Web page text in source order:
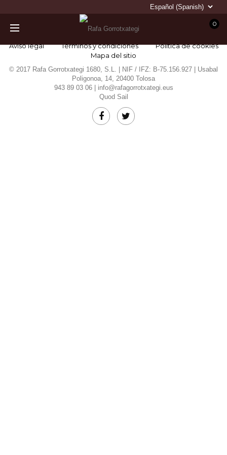
0
Aviso legal Términos y condiciones
Política de cookies
Mapa del sitio
© 2017 Rafa Gorrotxategi 1680, S.L. | NIF / IFZ: B-75.156.927 | Usabal
Poligonoa, 14, 20400 Tolosa
943 89 03 06 | info@rafagorrotxategi.eus
Quod Sail